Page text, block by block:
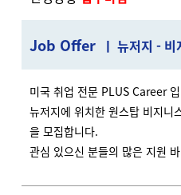
Job Offer ㅣ 뉴저지 -
미국 취업 전문 PLUS Career
뉴저지에 위치한 원스탑 비지니
을 모집합니다.
관심 있으신 분들의 많은 지원